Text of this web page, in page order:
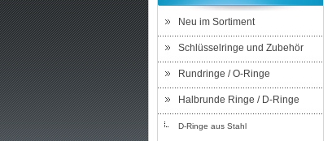
Neu im Sortiment
Schlüsselringe und Zubehör
Rundringe / O-Ringe
Halbrunde Ringe / D-Ringe
D-Ringe aus Stahl